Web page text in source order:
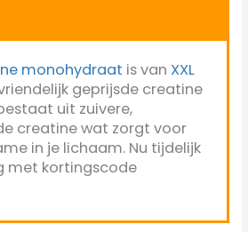
monohydraat is van XXL
geprijsde creatine
uit zuivere,
creatine wat zorgt voor
in je lichaam. Nu tijdelijk
met kortingscode